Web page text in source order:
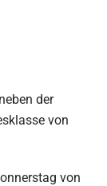
der
von
von